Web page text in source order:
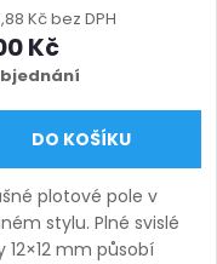
450–1750 mm),
RAL 8019 matná
Kč bez DPH
Kč
DO KOŠÍKU
plotové pole v
stylu. Plné svislé
12×12 mm působí